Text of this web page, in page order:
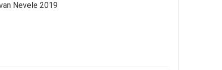
Nevele 2019